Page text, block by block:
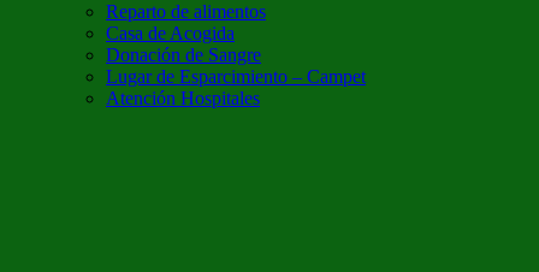
Reparto de alimentos
Casa de Acogida
Donación de Sangre
Lugar de Esparcimiento – Campet
Atención Hospitales